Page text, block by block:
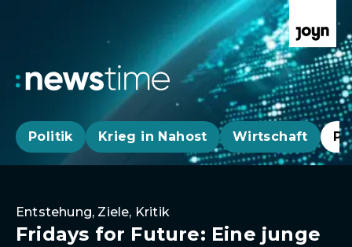
Politik Krieg in Nahost Wirtschaft
Entstehung, Ziele, Kritik
Fridays for Future: Eine junge